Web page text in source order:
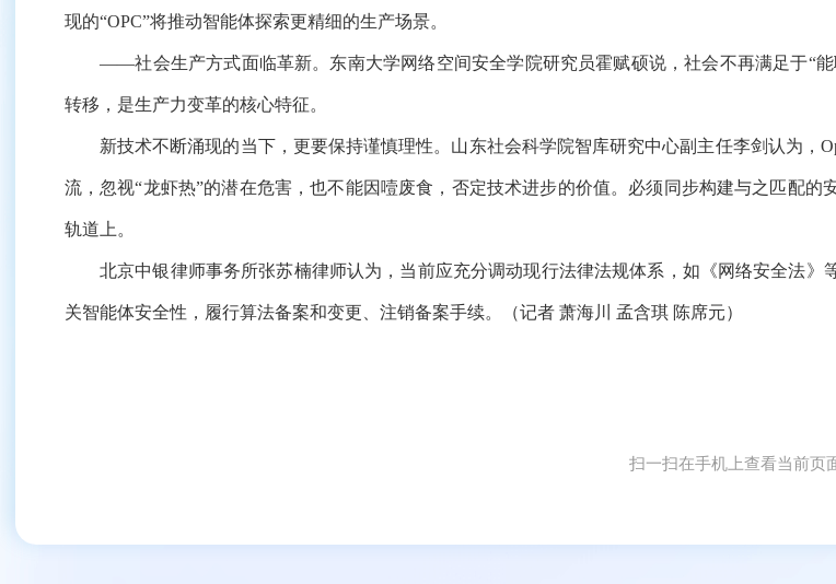
现的“OPC”将推动智能体探索更精细的生产场景。
——社会生产方式面临革新。东南大学网络空间安全学院研究员霍赋硕说，社会不再满足于“能
转移，是生产力变革的核心特征。
新技术不断涌现的当下，更要保持谨慎理性。山东社会科学院智库研究中心副主任李剑认为，
流，忽视“龙虾热”的潜在危害，也不能因噎废食，否定技术进步的价值。必须同步构建与之匹配
轨道上。
北京中银律师事务所张苏楠律师认为，当前应充分调动现行法律法规体系，如《网络安全法》
关智能体安全性，履行算法备案和变更、注销备案手续。（记者 萧海川 孟含琪 陈席元）
扫一扫在手机上查看当前页